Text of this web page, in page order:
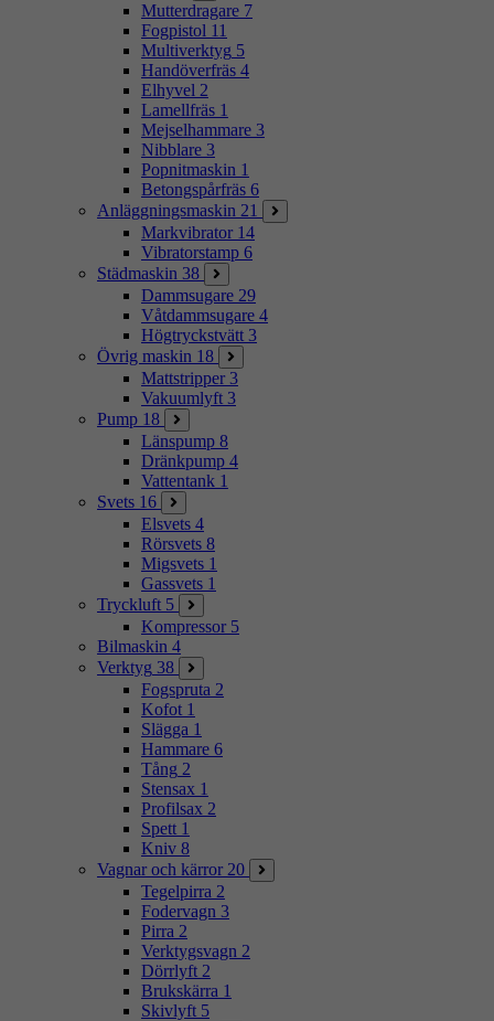
Mutterdragare 7
Fogpistol 11
Multiverktyg 5
Handöverfräs 4
Elhyvel 2
Lamellfräs 1
Mejselhammare 3
Nibblare 3
Popnitmaskin 1
Betongspårfräs 6
Anläggningsmaskin 21
Markvibrator 14
Vibratorstamp 6
Städmaskin 38
Dammsugare 29
Våtdammsugare 4
Högtryckstvätt 3
Övrig maskin 18
Mattstripper 3
Vakuumlyft 3
Pump 18
Länspump 8
Dränkpump 4
Vattentank 1
Svets 16
Elsvets 4
Rörsvets 8
Migsvets 1
Gassvets 1
Tryckluft 5
Kompressor 5
Bilmaskin 4
Verktyg 38
Fogspruta 2
Kofot 1
Slägga 1
Hammare 6
Tång 2
Stensax 1
Profilsax 2
Spett 1
Kniv 8
Vagnar och kärror 20
Tegelpirra 2
Fodervagn 3
Pirra 2
Verktygsvagn 2
Dörrlyft 2
Brukskärra 1
Skivlyft 5